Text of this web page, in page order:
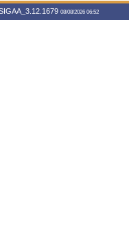
08/08/2026 06:52